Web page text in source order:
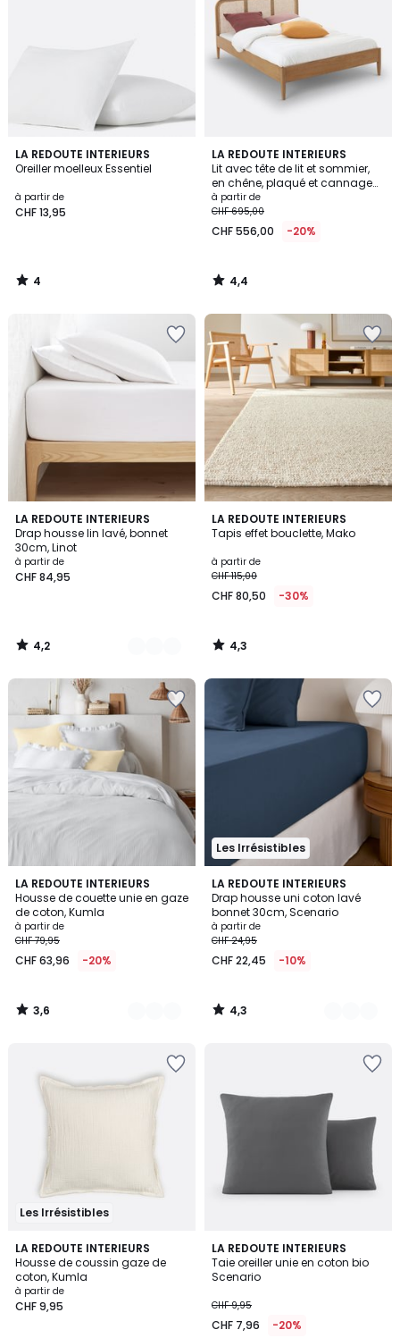
LA REDOUTE INTERIEURS
Oreiller moelleux Essentiel
à partir de
CHF 13,95
4
/
4
/
LA REDOUTE INTERIEURS
Lit avec tête de lit et sommier,
en chêne, plaqué et cannage
de rotin, MADARA
à partir de
CHF 695,00
CHF 556,00 -20%
4,4
/ 5
4,4
/
LA REDOUTE INTERIEURS
Drap housse lin lavé, bonnet
30cm, Linot
à partir de
CHF 84,95
4,2
/ 5
21
Couleurs
4,2
/
LA REDOUTE INTERIEURS
Tapis effet bouclette, Mako
à partir de
CHF 115,00
CHF 80,50 -30%
4,3
/ 5
4,3
/
LA REDOUTE INTERIEURS
Housse de couette unie en gaze
de coton, Kumla
à partir de
CHF 79,95
CHF 63,96 -20%
3,6
/ 5
17
Couleurs
3,6
/
Les Irrésistibles
LA REDOUTE INTERIEURS
Drap housse uni coton lavé
bonnet 30cm, Scenario
à partir de
CHF 24,95
CHF 22,45 -10%
4,3
/ 5
19
Couleurs
4,3
/
Les Irrésistibles
LA REDOUTE INTERIEURS
Housse de coussin gaze de
coton, Kumla
à partir de
CHF 9,95
4
/
5
8
Couleurs
LA REDOUTE INTERIEURS
Taie oreiller unie en coton bio
Scenario
CHF 9,95
CHF 7,96 -20%
3,9
/ 5
9
Couleurs